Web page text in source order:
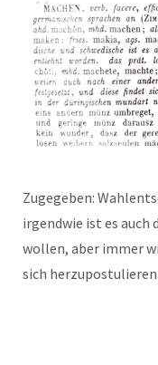
Zugegeben:
irgendwie ist es auch
wollen, aber immer
sich